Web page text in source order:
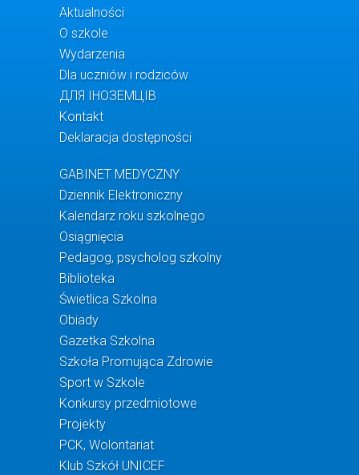
Aktualności
O szkole
Wydarzenia
Dla uczniów i rodziców
ДЛЯ ІНОЗЕМЦІВ
Kontakt
Deklaracja dostępności
GABINET MEDYCZNY
Dziennik Elektroniczny
Kalendarz roku szkolnego
Osiągnięcia
Pedagog, psycholog szkolny
Biblioteka
Świetlica Szkolna
Obiady
Gazetka Szkolna
Szkoła Promująca Zdrowie
Sport w Szkole
Konkursy przedmiotowe
Projekty
PCK, Wolontariat
Klub Szkół UNICEF